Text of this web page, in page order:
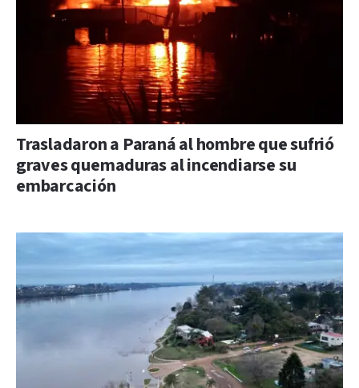
Trasladaron a Paraná al hombre que sufrió
graves quemaduras al incendiarse su
embarcación